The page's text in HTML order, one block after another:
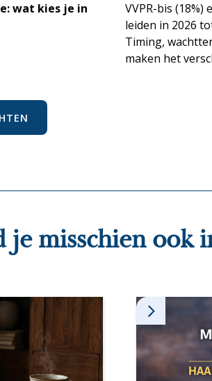
wat kies je in
VVPR-bis (18%)
leiden in 2026
Timing,
maken het
je misschien ook